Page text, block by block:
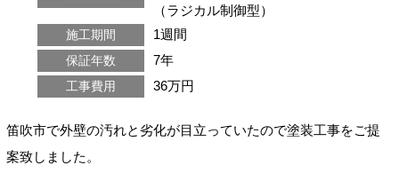
（ラジカル制御型）
施工期間 1週間
保証年数 7年
工事費用 36万円
笛吹市で外壁の汚れと劣化が目立っていたので塗装工事をご提
案致しました。